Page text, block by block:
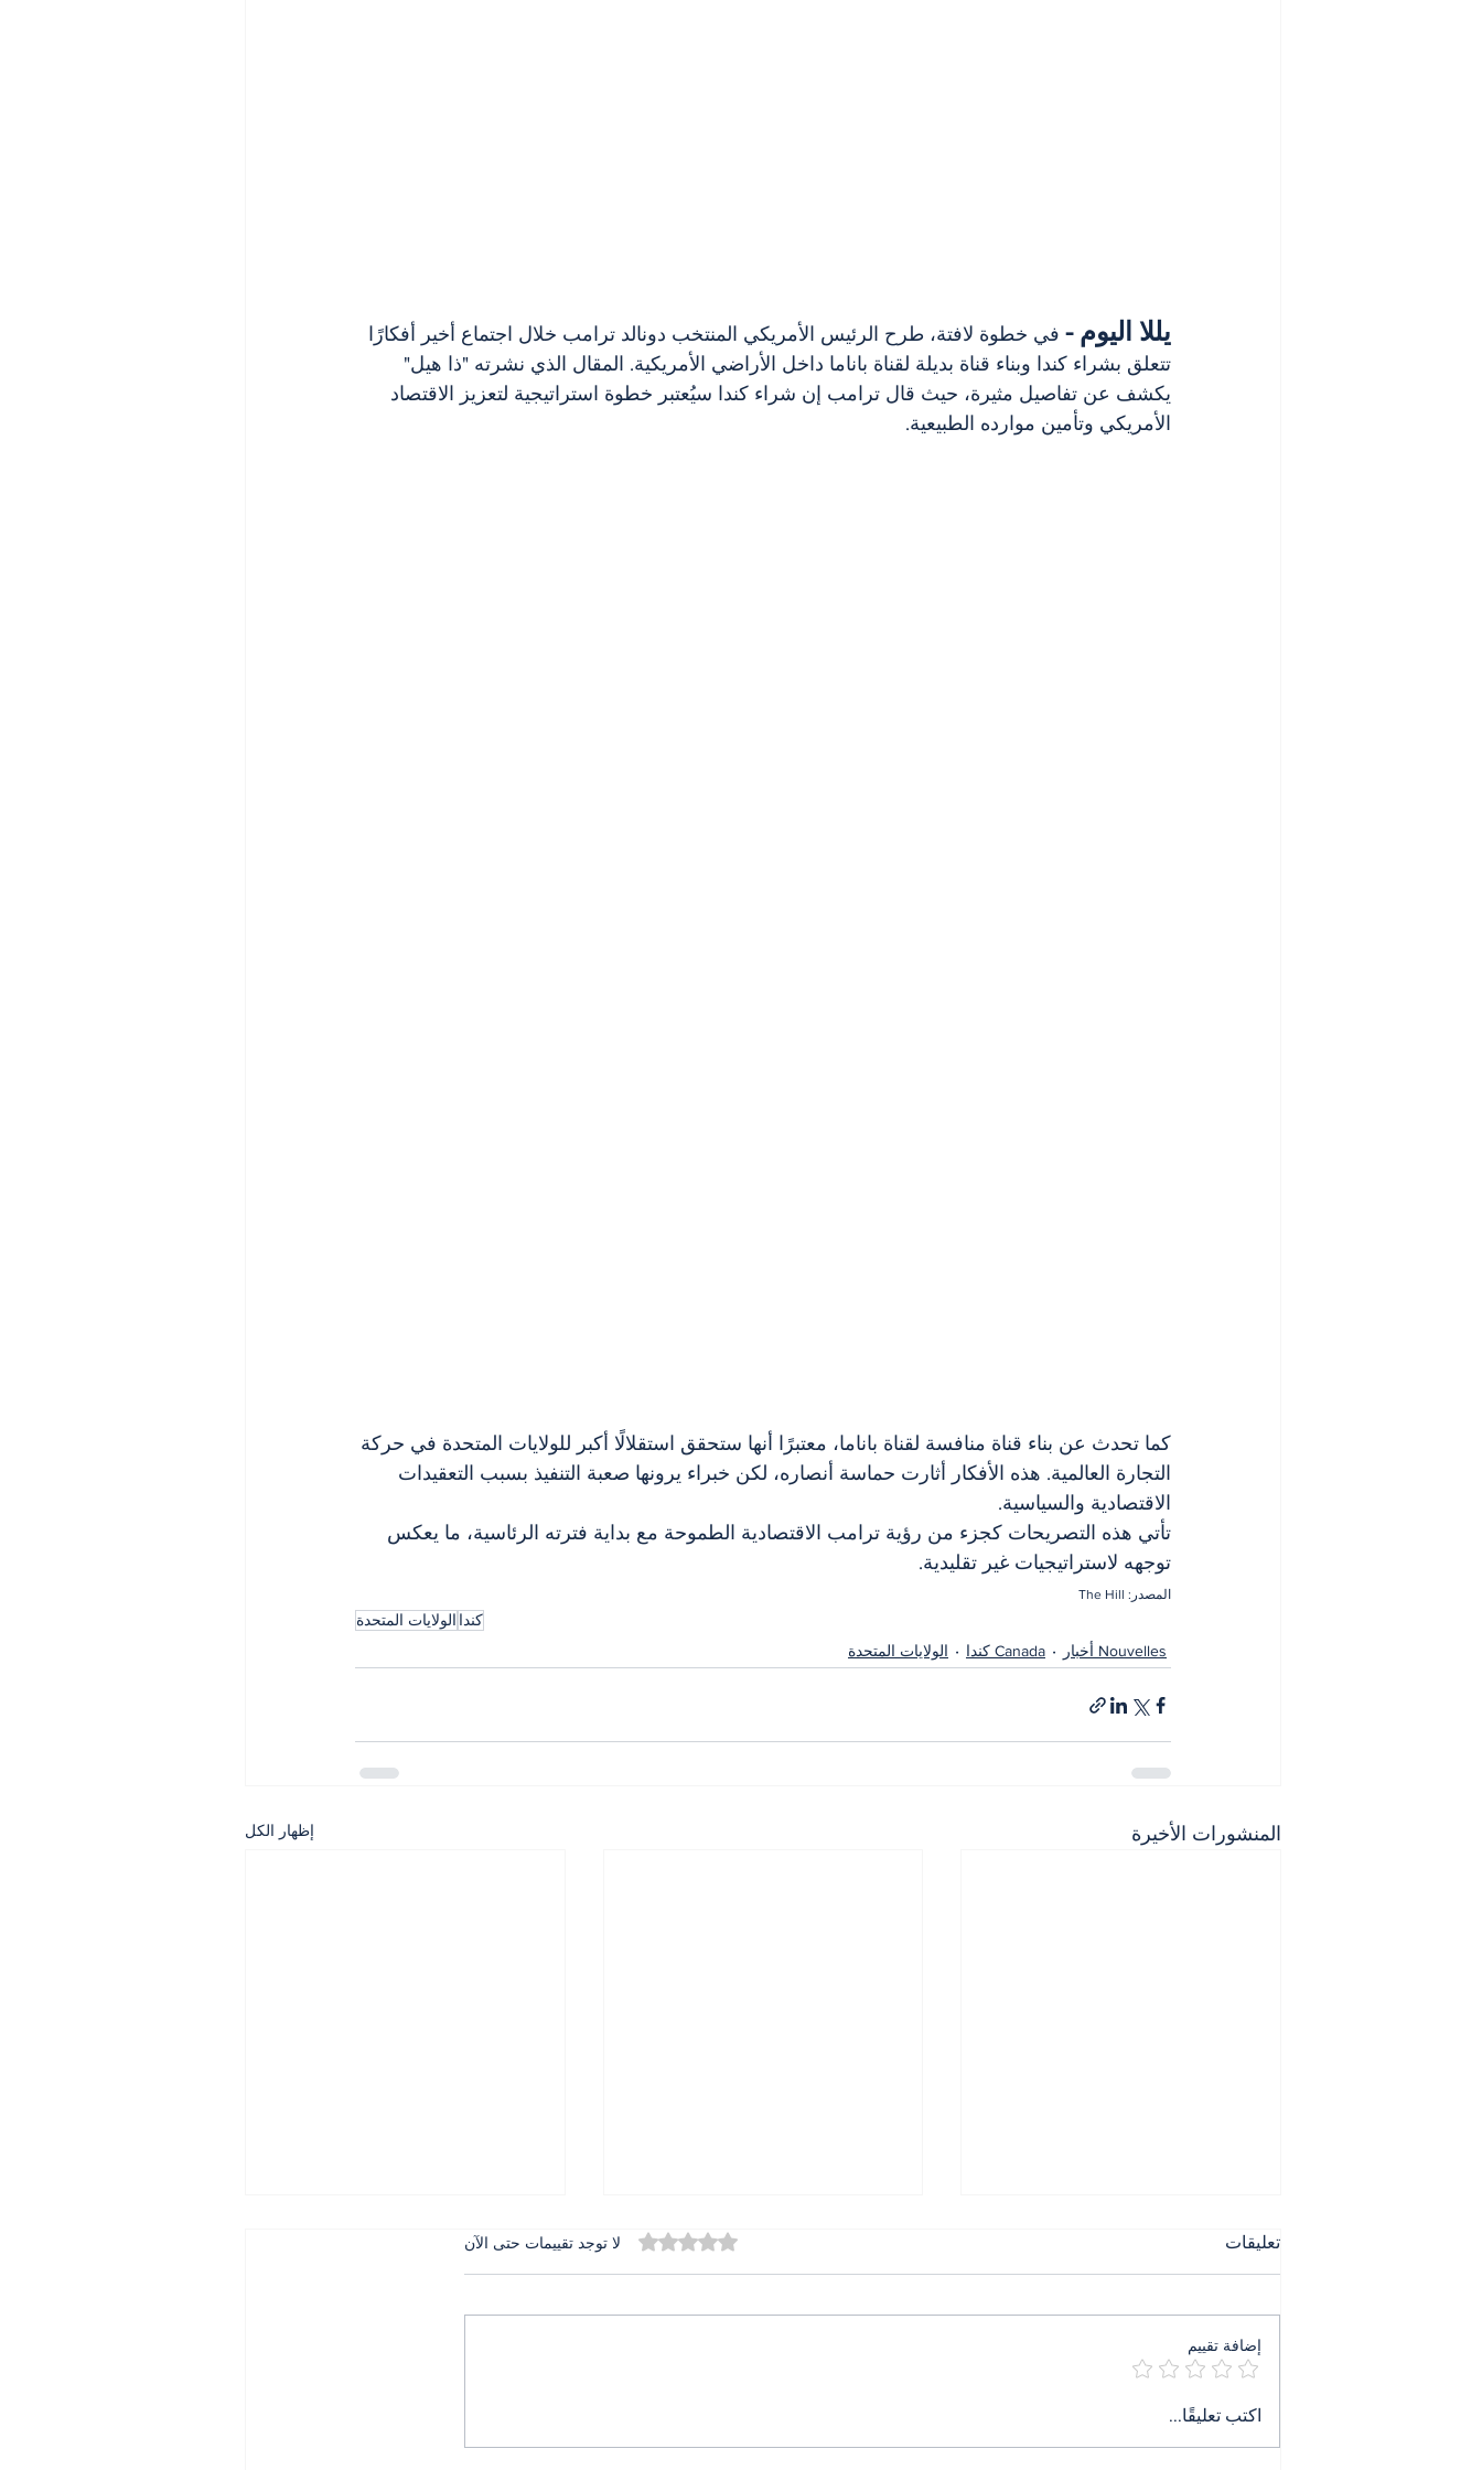
يللا اليوم - في خطوة لافتة، طرح الرئيس الأمريكي المنتخب دونالد ترامب خلال اجتماع أخير أفكارًا
تتعلق بشراء كندا وبناء قناة بديلة لقناة باناما داخل الأراضي الأمريكية. المقال الذي نشرته "ذا هيل"
يكشف عن تفاصيل مثيرة، حيث قال ترامب إن شراء كندا سيُعتبر خطوة استراتيجية لتعزيز الاقتصاد
الأمريكي وتأمين موارده الطبيعية.
كما تحدث عن بناء قناة منافسة لقناة باناما، معتبرًا أنها ستحقق استقلالًا أكبر للولايات المتحدة في حركة
التجارة العالمية. هذه الأفكار أثارت حماسة أنصاره، لكن خبراء يرونها صعبة التنفيذ بسبب التعقيدات
الاقتصادية والسياسية.
تأتي هذه التصريحات كجزء من رؤية ترامب الاقتصادية الطموحة مع بداية فترته الرئاسية، ما يعكس
توجهه لاستراتيجيات غير تقليدية.
المصدر: The Hill
كندا الولايات المتحدة
Nouvelles أخبار
Canada كندا الولايات المتحدة
المنشورات الأخيرة إظهار الكل
٤ آب ليس ذكرى بل جريمة
تعليقات تم التقييم بـ 0 من أصل 5 نجوم. لا توجد تقييمات حتى الآن
إضافة تقييم
اكتب تعليقًا...